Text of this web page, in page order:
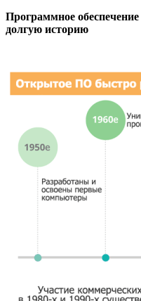
Программное
долгую историю